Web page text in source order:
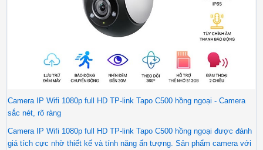
Camera IP Wifi 1080p full HD TP-link Tapo C500 hồng ngoại - Camera
sắc nét, rõ ràng
Camera IP Wifi 1080p full HD TP-link Tapo C500 hồng ngoại được đánh
giá tích cực nhờ thiết kế và tính năng ấn tượng. Sản phẩm camera với